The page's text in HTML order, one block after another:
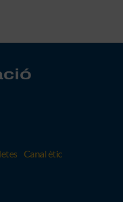
Canal ètic